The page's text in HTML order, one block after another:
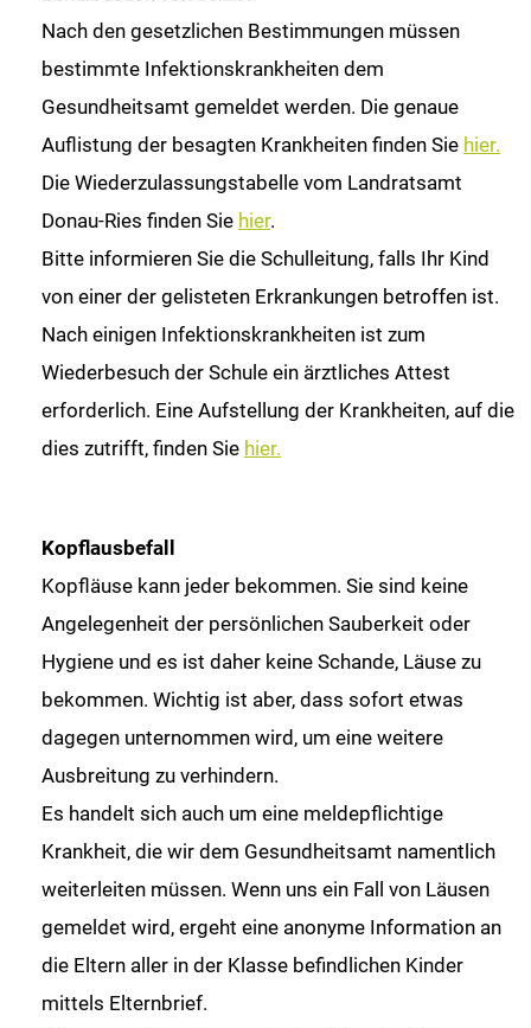
Nach den gesetzlichen Bestimmungen müssen
bestimmte Infektionskrankheiten dem
Gesundheitsamt gemeldet werden. Die genaue
Auflistung der besagten Krankheiten finden Sie hier.
Die Wiederzulassungstabelle vom Landratsamt
Donau-Ries finden Sie hier.
Bitte informieren Sie die Schulleitung, falls Ihr Kind
von einer der gelisteten Erkrankungen betroffen ist.
Nach einigen Infektionskrankheiten ist zum
Wiederbesuch der Schule ein ärztliches Attest
erforderlich. Eine Aufstellung der Krankheiten, auf die
dies zutrifft, finden Sie hier.
Kopflausbefall
Kopfläuse kann jeder bekommen. Sie sind keine
Angelegenheit der persönlichen Sauberkeit oder
Hygiene und es ist daher keine Schande, Läuse zu
bekommen. Wichtig ist aber, dass sofort etwas
dagegen unternommen wird, um eine weitere
Ausbreitung zu verhindern.
Es handelt sich auch um eine meldepflichtige
Krankheit, die wir dem Gesundheitsamt namentlich
weiterleiten müssen. Wenn uns ein Fall von Läusen
gemeldet wird, ergeht eine anonyme Information an
die Eltern aller in der Klasse befindlichen Kinder
mittels Elternbrief.